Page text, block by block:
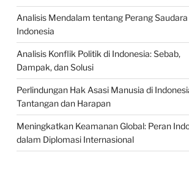
Analisis Mendalam tentang Perang Saudara
Indonesia
Analisis Konflik Politik di Indonesia: Sebab,
Dampak, dan Solusi
Perlindungan Hak Asasi Manusia di
Tantangan dan Harapan
Meningkatkan Keamanan Global: Peran
dalam Diplomasi Internasional